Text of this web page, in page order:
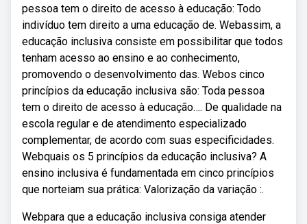
pessoa tem o direito de acesso à educação: Todo
indivíduo tem direito a uma educação de. Webassim, a
educação inclusiva consiste em possibilitar que todos
tenham acesso ao ensino e ao conhecimento,
promovendo o desenvolvimento das. Webos cinco
princípios da educação inclusiva são: Toda pessoa
tem o direito de acesso à educação…. De qualidade na
escola regular e de atendimento especializado
complementar, de acordo com suas especificidades.
Webquais os 5 princípios da educação inclusiva? A
ensino inclusiva é fundamentada em cinco princípios
que norteiam sua prática: Valorização da variação :.
Webpara que a educação inclusiva consiga atender